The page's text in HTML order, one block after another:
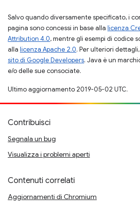
Salvo quando diversamente specificato, i
pagina sono concessi in base alla licenza
Attribution 4.0, mentre gli esempi di codice
alla licenza Apache 2.0. Per ulteriori
sito di Google Developers. Java è un
e/o delle sue consociate.
Ultimo aggiornamento 2019-05-02 UTC.
Contribuisci
Segnala un bug
Visualizza i problemi aperti
Contenuti correlati
Aggiornamenti di Chromium